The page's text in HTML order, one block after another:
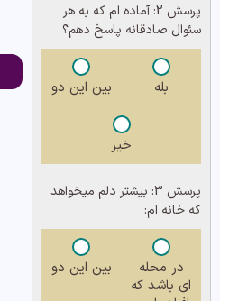
پرسش 2:
آماده ام که به هر
سئوال صادقانه پاسخ دهم؟
بله بین این دو
خیر
پرسش 3:
بیشتر دلم میخواهد
که خانه ام:
در محله
ای باشد که
بین این دو